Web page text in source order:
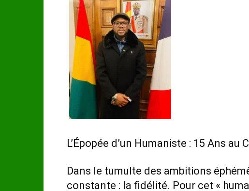
L’Épopée d’un Humaniste : 15 Ans
Dans le tumulte des ambitions
constante : la fidélité. Pour cet «